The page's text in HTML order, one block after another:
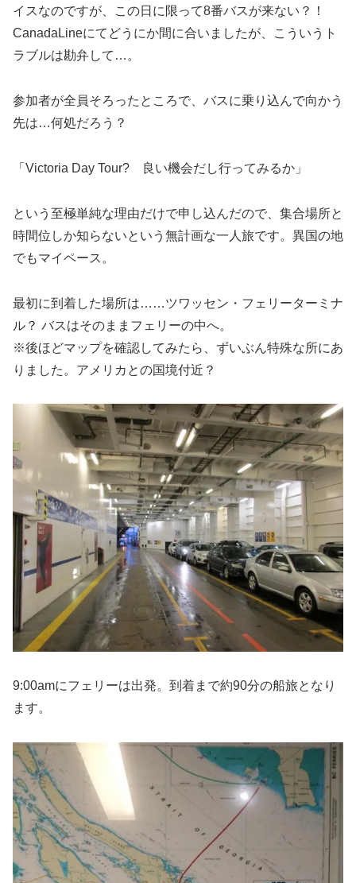
イスなのですが、この日に限って8番バスが来ない？！
CanadaLineにてどうにか間に合いましたが、こういうト
ラブルは勘弁して…。
参加者が全員そろったところで、バスに乗り込んで向かう
先は…何処だろう？
「Victoria Day Tour? 良い機会だし行ってみるか」
という至極単純な理由だけで申し込んだので、集合場所と
時間位しか知らないという無計画な一人旅です。異国の地
でもマイペース。
最初に到着した場所は……ツワッセン・フェリーターミナ
ル？ バスはそのままフェリーの中へ。
※後ほどマップを確認してみたら、ずいぶん特殊な所にあ
りました。アメリカとの国境付近？
9:00amにフェリーは出発。到着まで約90分の船旅となり
ます。